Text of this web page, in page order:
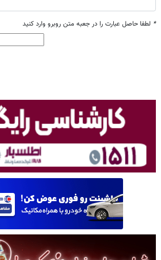
* لطفا حاصل عبارت را در جعبه متن روبرو وارد کنید